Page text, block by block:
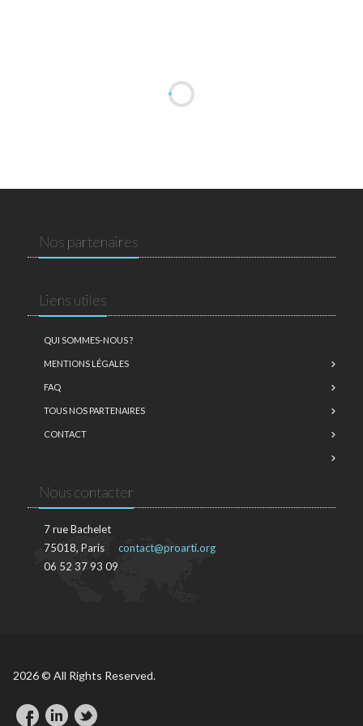
Nos partenaires
Liens utiles
QUI SOMMES-NOUS ?
MENTIONS LÉGALES
FAQ
TOUS NOS PARTENAIRES
CONTACT
Nous contacter
7 rue Bachelet
75018, Paris
06 52 37 93 09
contact@proarti.org
2026 © All Rights Reserved.